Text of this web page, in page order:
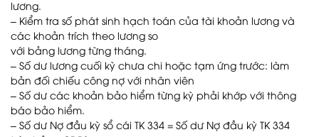
lương.
– Kiểm tra số phát sinh hạch toán của tài khoản lương và
các khoản trích theo lương so
với bảng lương từng tháng.
– Số dư lương cuối kỳ chưa chi hoặc tạm ứng trước: làm
bản đối chiếu công nợ với nhân viên
– Số dư các khoản bảo hiểm từng kỳ phải khớp với thông
báo bảo hiểm.
– Số dư Nợ đầu kỳ sổ cái TK 334 = Số dư Nợ đầu kỳ TK 334